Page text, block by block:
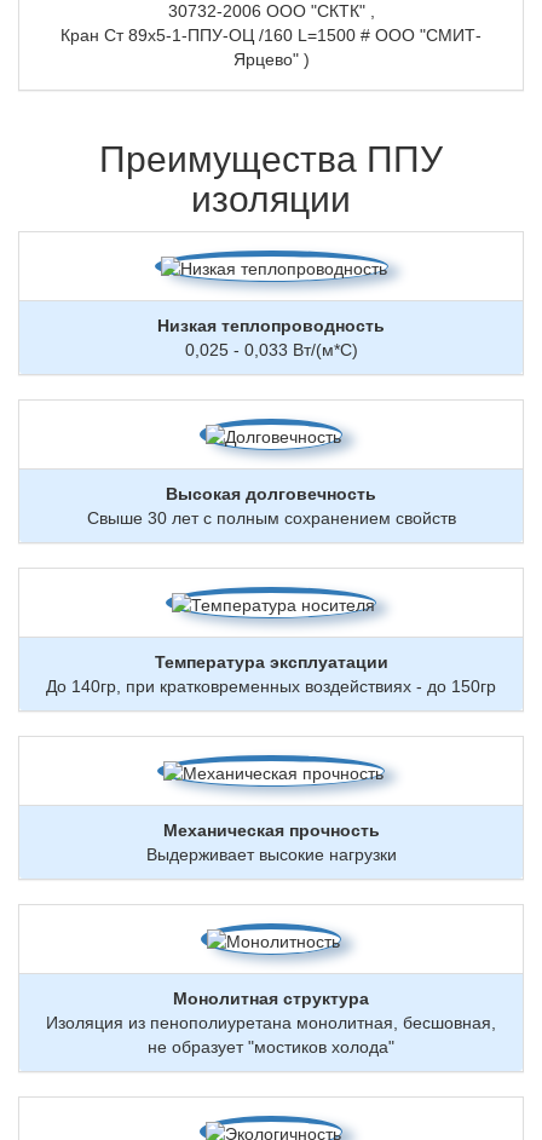
30732-2006 ООО "СКТК" ,
Кран Ст 89х5-1-ППУ-ОЦ /160 L=1500 # ООО "СМИТ-
Ярцево" )
Преимущества ППУ
изоляции
Низкая теплопроводность
0,025 - 0,033 Вт/(м*С)
Высокая долговечность
Свыше 30 лет с полным сохранением свойств
Температура эксплуатации
До 140гр, при кратковременных воздействиях - до 150гр
Механическая прочность
Выдерживает высокие нагрузки
Монолитная структура
Изоляция из пенополиуретана монолитная, бесшовная,
не образует "мостиков холода"